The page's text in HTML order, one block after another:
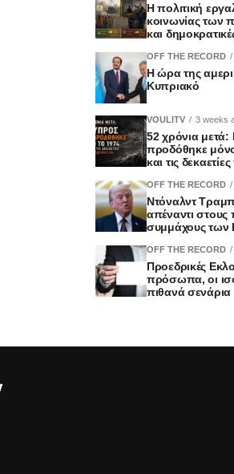
Η πολιτική
κοινωνίας των
και
OFF THE RECORD
Η ώρα της
Κυπριακό
VOULITV 3 weeks
52 χρόνια
προδόθηκε
και τις
OFF THE RECORD
Ντόναλντ
απέναντι
συμμάχους των
OFF THE RECORD
Προεδρικές
πρόσωπα, οι
πιθανά σενάρια